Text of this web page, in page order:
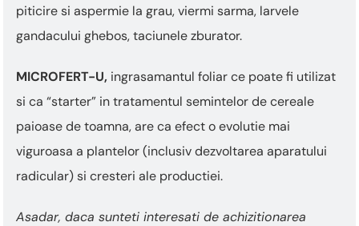
piticire si aspermie la grau, viermi sarma, larvele
gandacului ghebos, taciunele zburator.
MICROFERT-U, ingrasamantul foliar ce poate fi utilizat
si ca “starter” in tratamentul semintelor de cereale
paioase de toamna, are ca efect o evolutie mai
viguroasa a plantelor (inclusiv dezvoltarea aparatului
radicular) si cresteri ale productiei.
Asadar, daca sunteti interesati de achizitionarea